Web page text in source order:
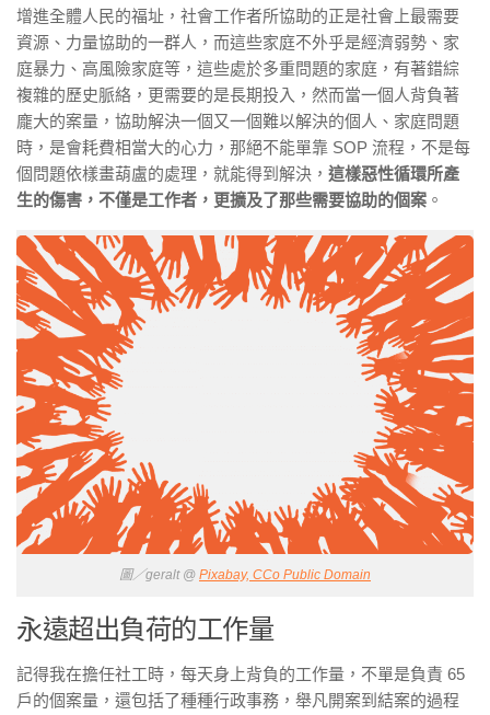
增進全體人民的福址，社會工作者所協助的正是社會上最需要
資源、力量協助的一群人，而這些家庭不外乎是經濟弱勢、家
庭暴力、高風險家庭等，這些處於多重問題的家庭，有著錯綜
複雜的歷史脈絡，更需要的是長期投入，然而當一個人背負著
龐大的案量，協助解決一個又一個難以解決的個人、家庭問題
時，是會耗費相當大的心力，那絕不能單靠 SOP 流程，不是每
個問題依樣畫葫盧的處理，就能得到解決， 這樣惡性循環所產
生的傷害，不僅是工作者，更擴及了那些需要協助的個案 。
圖／geralt @ Pixabay, CCo Public Domain
永遠超出負荷的工作量
記得我在擔任社工時，每天身上背負的工作量，不單是負責 65
戶的個案量，還包括了種種行政事務，舉凡開案到結案的過程